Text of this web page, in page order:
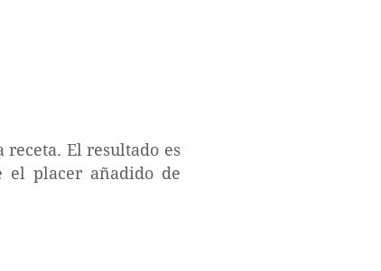
receta. El resultado es
el placer añadido de